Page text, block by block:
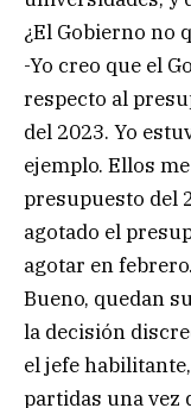
¿El Gobierno no
-Yo creo que el
respecto al
del 2023. Yo
ejemplo. Ellos
presupuesto del
agotado el
agotar en
Bueno, quedan
la decisión
el jefe
partidas una vez